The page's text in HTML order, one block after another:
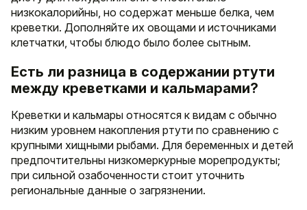
низкокалорийны, но содержат меньше белка, чем
креветки. Дополняйте их овощами и источниками
клетчатки, чтобы блюдо было более сытным.
Есть ли разница в содержании ртути
между креветками и кальмарами?
Креветки и кальмары относятся к видам с обычно
низким уровнем накопления ртути по сравнению с
крупными хищными рыбами. Для беременных и детей
предпочтительны низкомеркурные морепродукты;
при сильной озабоченности стоит уточнить
региональные данные о загрязнении.